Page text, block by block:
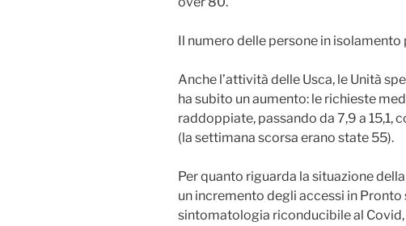
Il numero delle persone in
Anche l’attività delle Usca, le Unità
ha subito un aumento: le richieste
raddoppiate, passando da 7,9 a 15,1,
(la settimana scorsa erano state 55).
Per quanto riguarda la situazione
un incremento degli accessi in
sintomatologia riconducibile al Covid,